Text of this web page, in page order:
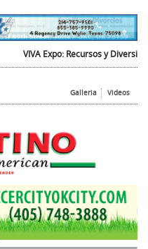
VIVA Expo: Recursos y Diversion para
Galleria Videos